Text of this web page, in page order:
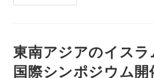
東南アジアのイスラ
国際シンポジウム